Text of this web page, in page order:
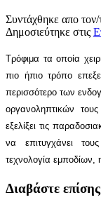
Συντάχθηκε απο τον/
Δημοσιεύτηκε στις
Τρόφιμα τα οποία
πιο ήπιο τρόπο
περισσότερο των
οργανοληπτικών
εξελίξει τις
να επιτυγχάνει
τεχνολογία εμποδίων,
Διαβάστε